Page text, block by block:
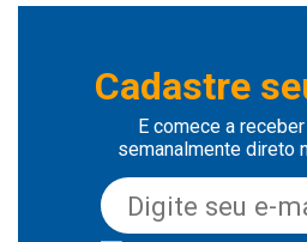
Cadastre
E comece a
semanalmente direto